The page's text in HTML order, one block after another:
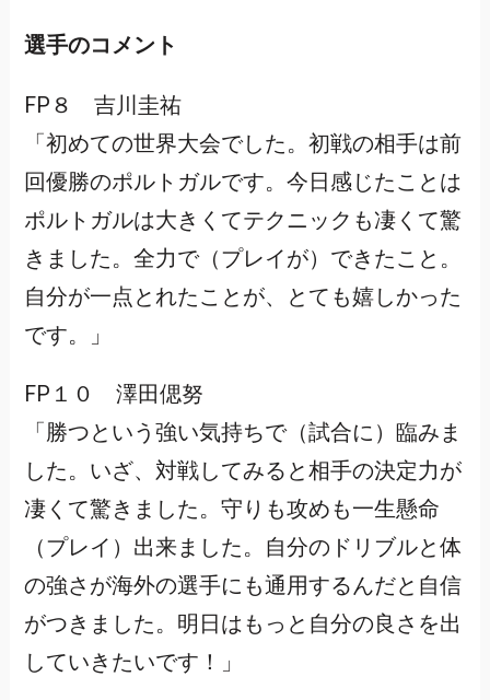
選手のコメント
FP８ 吉川圭祐
「初めての世界大会でした。初戦の相手は前
回優勝のポルトガルです。今日感じたことは
ポルトガルは大きくてテクニックも凄くて驚
きました。全力で（プレイが）できたこと。
自分が一点とれたことが、とても嬉しかった
です。」
FP１０ 澤田偲努
「勝つという強い気持ちで（試合に）臨みま
した。いざ、対戦してみると相手の決定力が
凄くて驚きました。守りも攻めも一生懸命
（プレイ）出来ました。自分のドリブルと体
の強さが海外の選手にも通用するんだと自信
がつきました。明日はもっと自分の良さを出
していきたいです！」